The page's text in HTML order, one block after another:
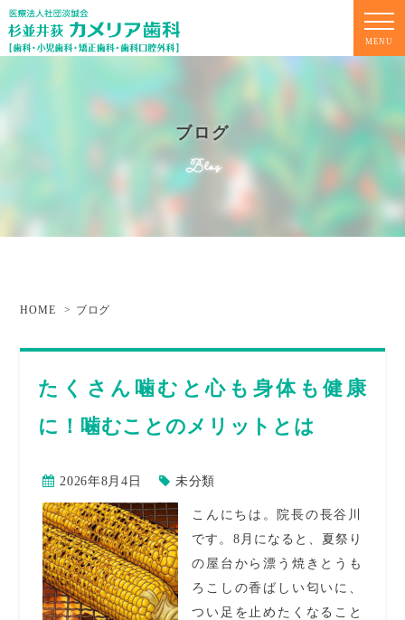
MENU
ブログ
Blog
HOME ブログ
たくさん噛むと心も身体も健康
に！噛むことのメリットとは
2026年8月4日 未分類
こんにちは。院長の長谷川
です。8月になると、夏祭り
の屋台から漂う焼きとうも
ろこしの香ばしい匂いに、
つい足を止めたくなること